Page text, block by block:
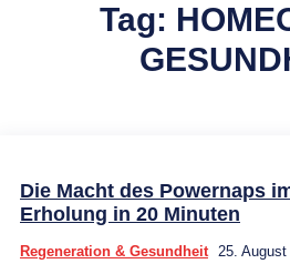
Tag:
Die Macht des Powernaps
Erholung in 20 Minuten
Regeneration & Gesundheit 25. August